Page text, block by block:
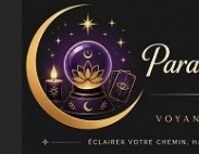
content